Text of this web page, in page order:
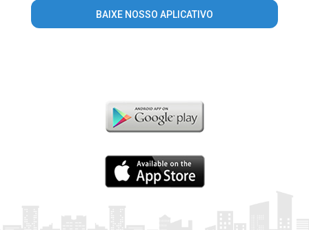
BAIXE NOSSO APLICATIVO